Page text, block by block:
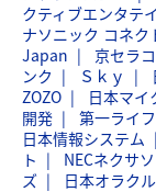
クティブエンタテ
ナソニック コネク
Japan
京セラ
ンク
Ｓｋｙ
ZOZO
日本マイ
開発
第一ライ
日本情報システム
ト
NECネクサ
ズ
日本オラクル